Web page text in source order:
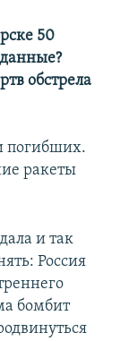
50
обстрела
погибших.
ракеты
и так
Россия
бомбит